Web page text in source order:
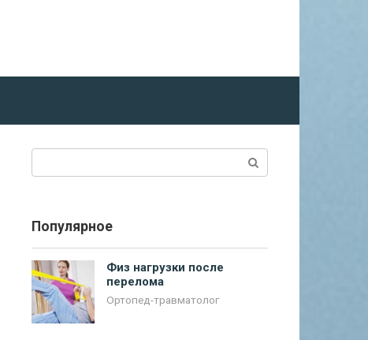
Популярное
Физ нагрузки после
перелома
Ортопед-травматолог